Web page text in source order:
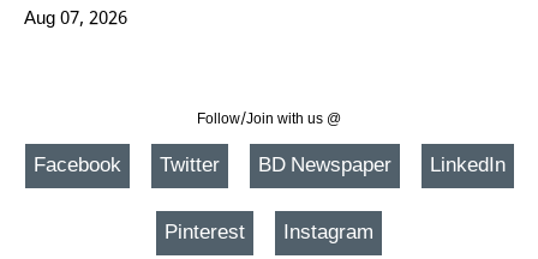
Aug 07, 2026
Follow/Join with us @
Facebook Twitter BD Newspaper LinkedIn
Pinterest Instagram